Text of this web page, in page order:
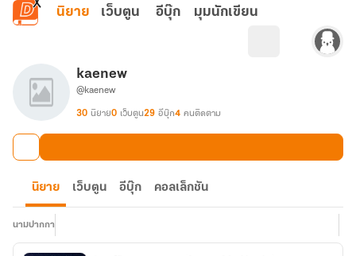
ข้ามไปยังเนื้อหาหลัก
นิยาย เว็บตูน อีบุ๊ก มุมนักเขียน
kaenew
@kaenew
30 นิยาย0 เว็บตูน29 อีบุ๊ก4 คนติดตาม
นิยาย เว็บตูน อีบุ๊ก คอลเล็กชัน
นามปากกา